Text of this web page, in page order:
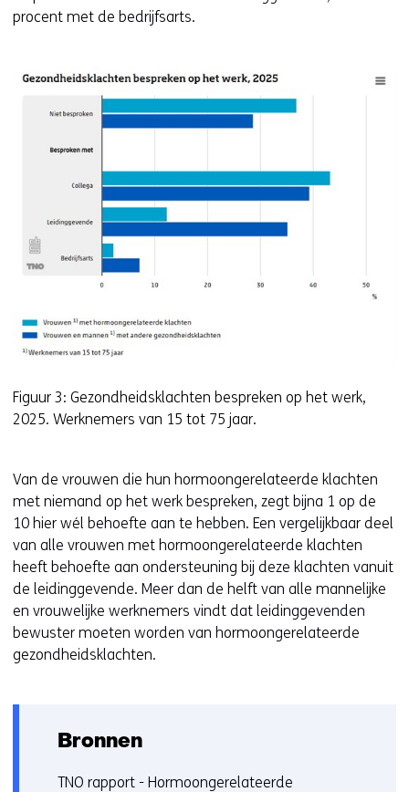
procent met de bedrijfsarts.
Figuur 3: Gezondheidsklachten bespreken op het werk,
2025. Werknemers van 15 tot 75 jaar.
Van de vrouwen die hun hormoongerelateerde klachten
met niemand op het werk bespreken, zegt bijna 1 op de
10 hier wél behoefte aan te hebben. Een vergelijkbaar deel
van alle vrouwen met hormoongerelateerde klachten
heeft behoefte aan ondersteuning bij deze klachten vanuit
de leidinggevende. Meer dan de helft van alle mannelijke
en vrouwelijke werknemers vindt dat leidinggevenden
bewuster moeten worden van hormoongerelateerde
gezondheidsklachten.
Bronnen
TNO rapport - Hormoongerelateerde